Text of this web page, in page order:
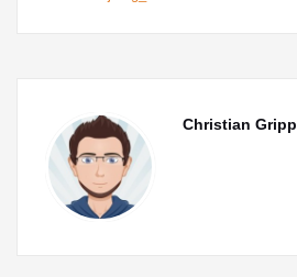
Christian Gripp